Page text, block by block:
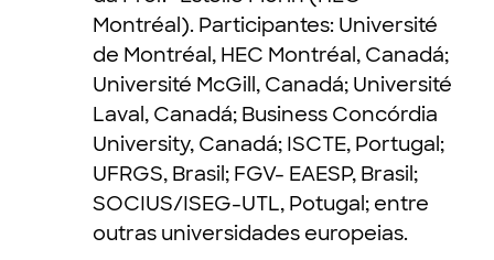
Montréal). Participantes: Université
de Montréal, HEC Montréal, Canadá;
Université McGill, Canadá; Université
Laval, Canadá; Business Concórdia
University, Canadá; ISCTE, Portugal;
UFRGS, Brasil; FGV- EAESP, Brasil;
SOCIUS/ISEG-UTL, Potugal; entre
outras universidades europeias.